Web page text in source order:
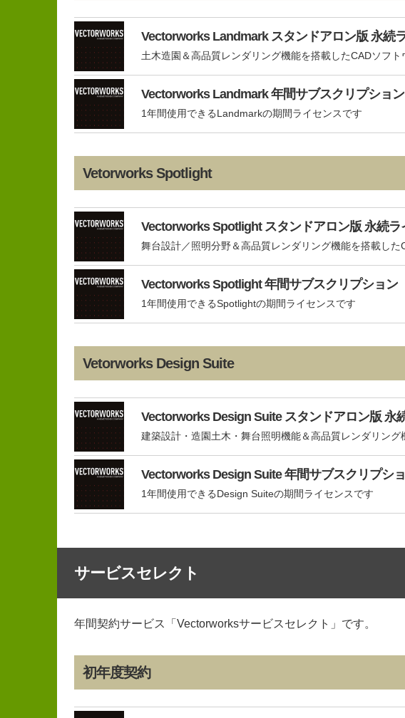
Vectorworks Landmark スタンドアロン版 永続
土木造園＆高品質レンダリング機能を搭載したCADソフト
Vectorworks Landmark 年間サブスクリプション
1年間使用できるLandmarkの期間ライセンスです
Vetorworks Spotlight
Vectorworks Spotlight スタンドアロン版 永続ラ
舞台設計／照明分野＆高品質レンダリング機能を搭載した
Vectorworks Spotlight 年間サブスクリプション
1年間使用できるSpotlightの期間ライセンスです
Vetorworks Design Suite
Vectorworks Design Suite スタンドアロン版 永
建築設計・造園土木・舞台照明機能＆高品質レンダリン
Vectorworks Design Suite 年間サブスクリプシ
1年間使用できるDesign Suiteの期間ライセンスです
サービスセレクト
年間契約サービス「Vectorworksサービスセレクト」です。
初年度契約